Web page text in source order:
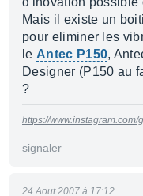
Mais il existe un
pour eliminer les
le Antec P150,
Designer (P150 au
?
https://
signaler
24 Aout 2007 à 17:12